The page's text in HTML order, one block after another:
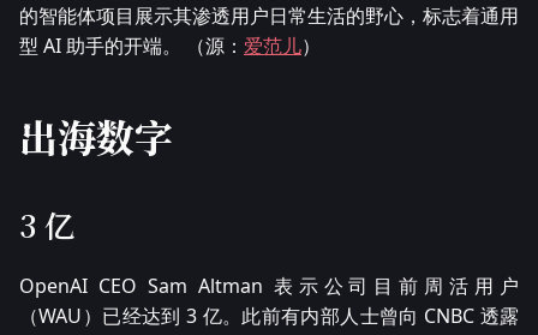
的智能体项目展示其渗透用户日常生活的野心，标志着通用
型 AI 助手的开端。 （源： 爱范儿）
出海数字
3 亿
OpenAI CEO Sam Altman 表示公司目前周活用户
（WAU）已经达到 3 亿。此前有内部人士曾向 CNBC 透露